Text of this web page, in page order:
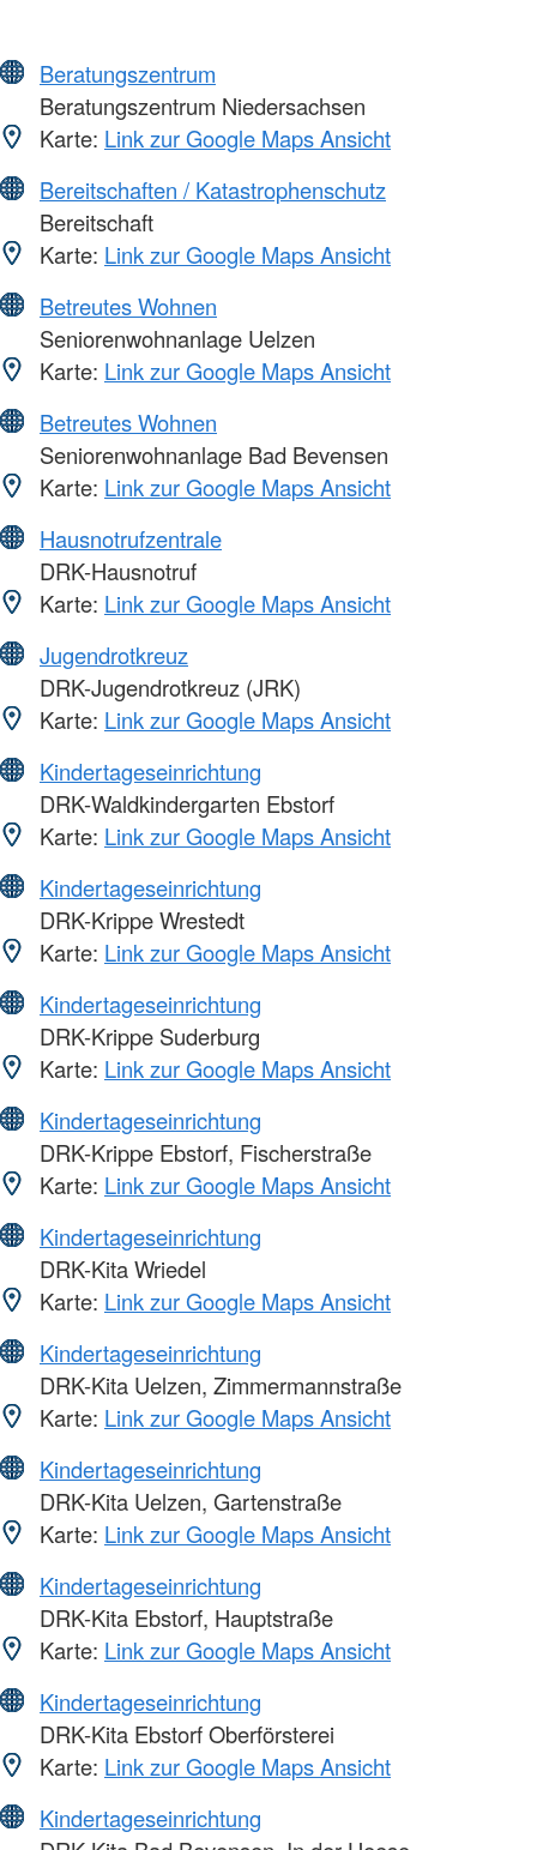
Beratungszentrum
Beratungszentrum Niedersachsen
Karte: Link zur Google Maps Ansicht
Bereitschaften / Katastrophenschutz
Bereitschaft
Karte: Link zur Google Maps Ansicht
Betreutes Wohnen
Seniorenwohnanlage Uelzen
Karte: Link zur Google Maps Ansicht
Betreutes Wohnen
Seniorenwohnanlage Bad Bevensen
Karte: Link zur Google Maps Ansicht
Hausnotrufzentrale
DRK-Hausnotruf
Karte: Link zur Google Maps Ansicht
Jugendrotkreuz
DRK-Jugendrotkreuz (JRK)
Karte: Link zur Google Maps Ansicht
Kindertageseinrichtung
DRK-Waldkindergarten Ebstorf
Karte: Link zur Google Maps Ansicht
Kindertageseinrichtung
DRK-Krippe Wrestedt
Karte: Link zur Google Maps Ansicht
Kindertageseinrichtung
DRK-Krippe Suderburg
Karte: Link zur Google Maps Ansicht
Kindertageseinrichtung
DRK-Krippe Ebstorf, Fischerstraße
Karte: Link zur Google Maps Ansicht
Kindertageseinrichtung
DRK-Kita Wriedel
Karte: Link zur Google Maps Ansicht
Kindertageseinrichtung
DRK-Kita Uelzen, Zimmermannstraße
Karte: Link zur Google Maps Ansicht
Kindertageseinrichtung
DRK-Kita Uelzen, Gartenstraße
Karte: Link zur Google Maps Ansicht
Kindertageseinrichtung
DRK-Kita Ebstorf, Hauptstraße
Karte: Link zur Google Maps Ansicht
Kindertageseinrichtung
DRK-Kita Ebstorf Oberförsterei
Karte: Link zur Google Maps Ansicht
Kindertageseinrichtung